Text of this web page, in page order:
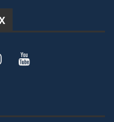
6. Можливості